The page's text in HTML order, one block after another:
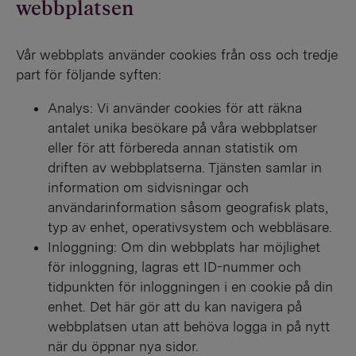
webbplatsen
Vår webbplats använder cookies från oss och tredje
part för följande syften:
Analys: Vi använder cookies för att räkna
antalet unika besökare på våra webbplatser
eller för att förbereda annan statistik om
driften av webbplatserna. Tjänsten samlar in
information om sidvisningar och
användarinformation såsom geografisk plats,
typ av enhet, operativsystem och webbläsare.
Inloggning: Om din webbplats har möjlighet
för inloggning, lagras ett ID-nummer och
tidpunkten för inloggningen i en cookie på din
enhet. Det här gör att du kan navigera på
webbplatsen utan att behöva logga in på nytt
när du öppnar nya sidor.